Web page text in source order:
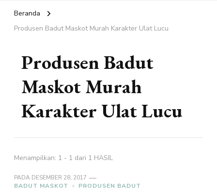
Beranda
Produsen Badut Maskot Murah Karakter Ulat Lucu
Produsen Badut
Maskot Murah
Karakter Ulat Lucu
Menampilkan: 1 - 1 dari 1 HASIL
PADA DESEMBER 28, 2017
BADUT MASKOT
PRODUSEN BADUT